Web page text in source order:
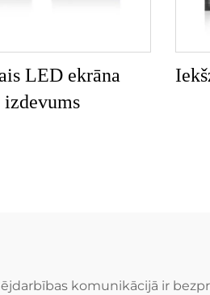
LED ekrāna
izdevums
komunikācijā ir